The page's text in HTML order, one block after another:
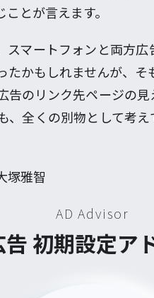
とが言えます。
スマートフォンと両方
たかもしれませんが、
告のリンク先ページの
、全くの別物として考
塚雅智
AD Advisor
初期設定ア